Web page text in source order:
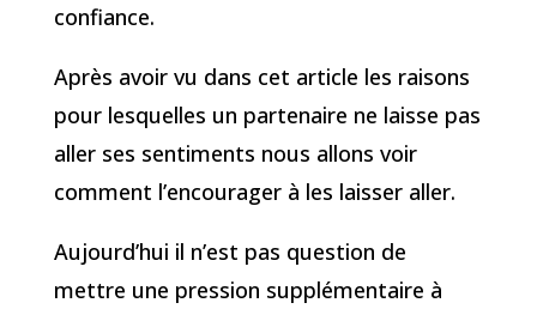
confiance.
Après avoir vu dans cet article les raisons
pour lesquelles un partenaire ne laisse pas
aller ses sentiments nous allons voir
comment l’encourager à les laisser aller.
Aujourd’hui il n’est pas question de
mettre une pression supplémentaire à